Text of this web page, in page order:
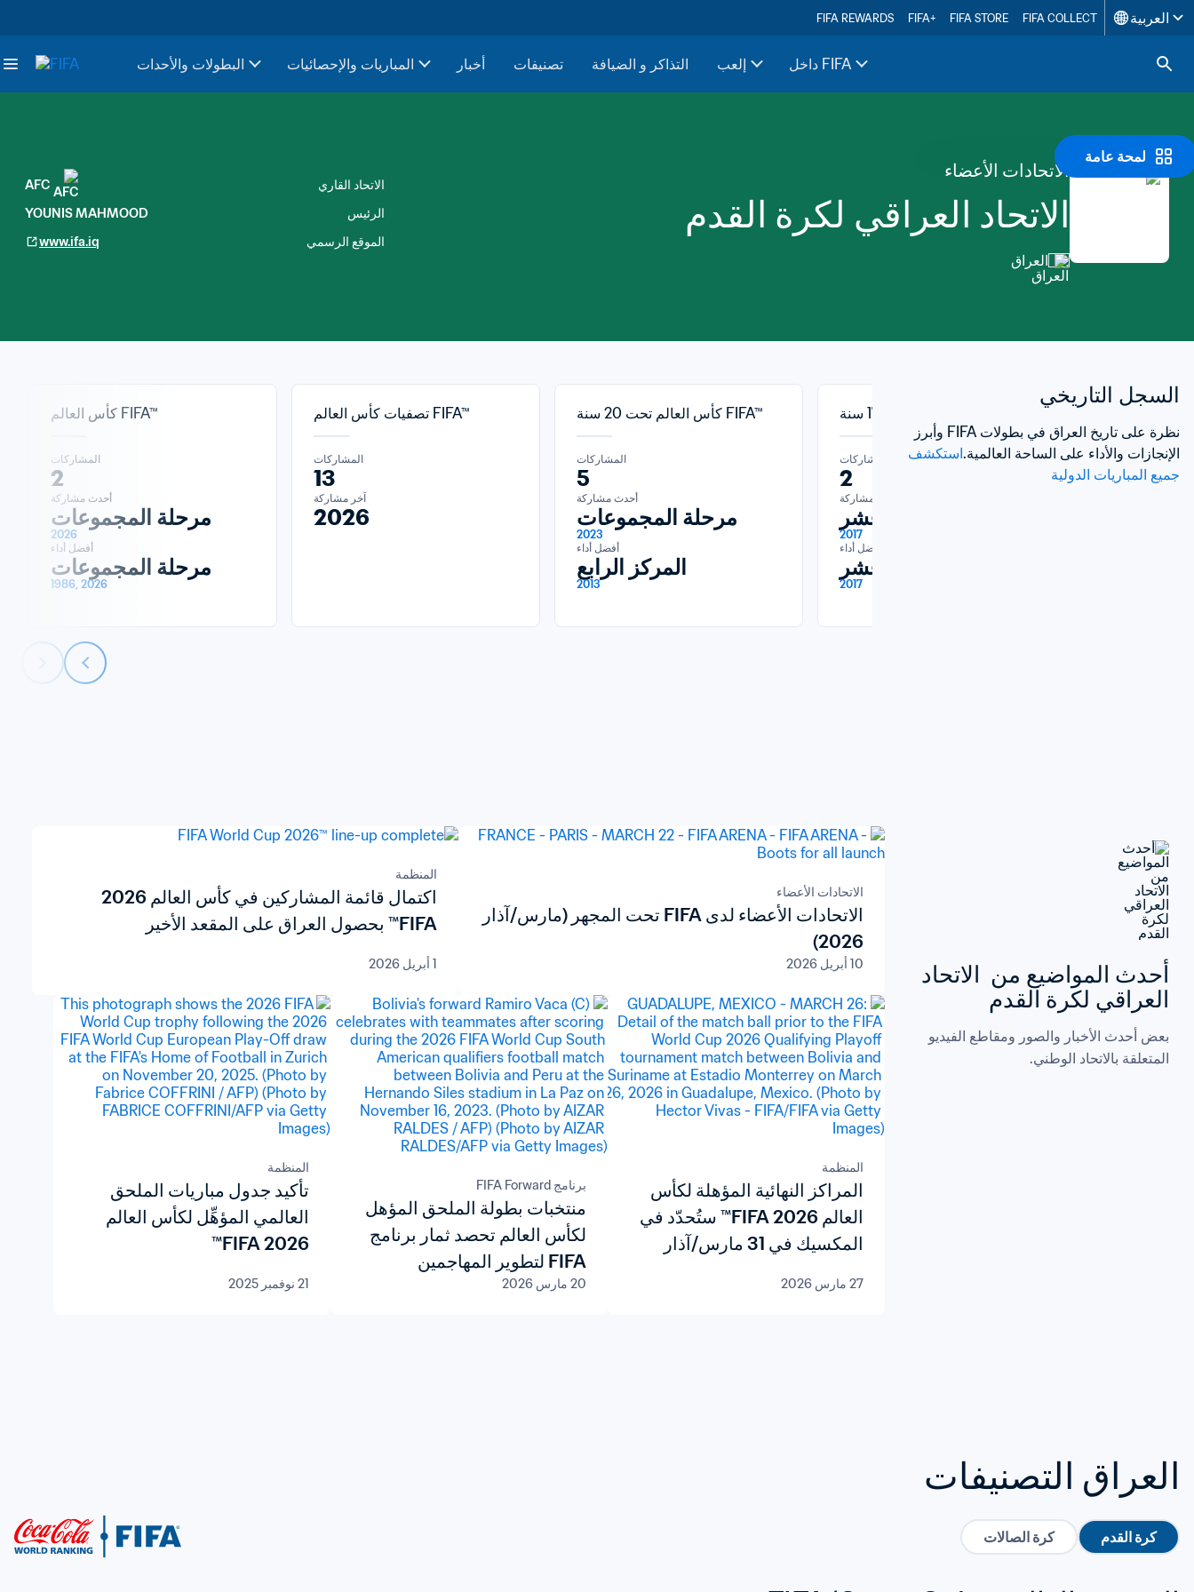
FIFA REWARDS FIFA+ FIFA STORE FIFA COLLECT العربية
البطولات والأحدات المباريات والإحصائيات أخبار تصنيفات التذاكر و الضيافة إلعب داخل FIFA
لمحة عامة
الاتحادات الأعضاء
الاتحاد العراقي لكرة القدم
العراق
الاتحاد القاري
AFC
الرئيس
YOUNIS MAHMOOD
الموقع الرسمي
www.ifa.iq
السجل التاريخي
الإنجازات والأداء على الساحة العالمية.
جميع المباريات الدولية
كأس العالم FIFA™
المشاركات
2
أحدث مشاركة
مرحلة المجموعات
2026
أفضل أداء
مرحلة المجموعات
1986, 2026
تصفيات كأس العالم FIFA™
المشاركات
13
آخر مشاركة
2026
كأس العالم تحت 20 سنة FIFA™
المشاركات
5
أحدث مشاركة
مرحلة المجموعات
2023
أفضل أداء
المركز الرابع
2013
المشاركات
2
أحدث مشاركة
دور الستة عشر
2017
أفضل أداء
دور الستة عشر
2017
للرجال™
المشاركات
العراقي لكرة القدم
المتعلقة بالاتحاد الوطني.
الاتحادات الأعضاء
الاتحادات الأعضاء لدى FIFA تحت المجهر (مارس/آذار
2026)
10 أبريل 2026
المنظمة
اكتمال قائمة المشاركين في كأس العالم 2026
FIFA™ بحصول العراق على المقعد الأخير
1 أبريل 2026
المنظمة
المراكز النهائية المؤهلة لكأس
العالم 2026 FIFA™ ستُحدّد في
المكسيك في 31 مارس/آذار
27 مارس 2026
برنامج FIFA Forward
منتخبات بطولة الملحق المؤهل
لكأس العالم تحصد ثمار برنامج
FIFA لتطوير المهاجمين
والمواهب
20 مارس 2026
المنظمة
تأكيد جدول مباريات الملحق
العالمي المؤهِّل لكأس العالم
2026 FIFA™
21 نوفمبر 2025
العراق التصنيفات
كرة القدم كرة الصالات